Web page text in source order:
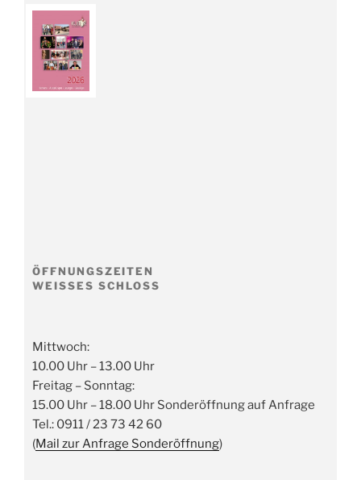
ÖFFNUNGSZEITEN
WEISSES SCHLOSS
Mittwoch:
10.00 Uhr – 13.00 Uhr
Freitag – Sonntag:
15.00 Uhr – 18.00 Uhr Sonderöffnung auf Anfrage
Tel.: 0911 / 23 73 42 60
(Mail zur Anfrage Sonderöffnung)